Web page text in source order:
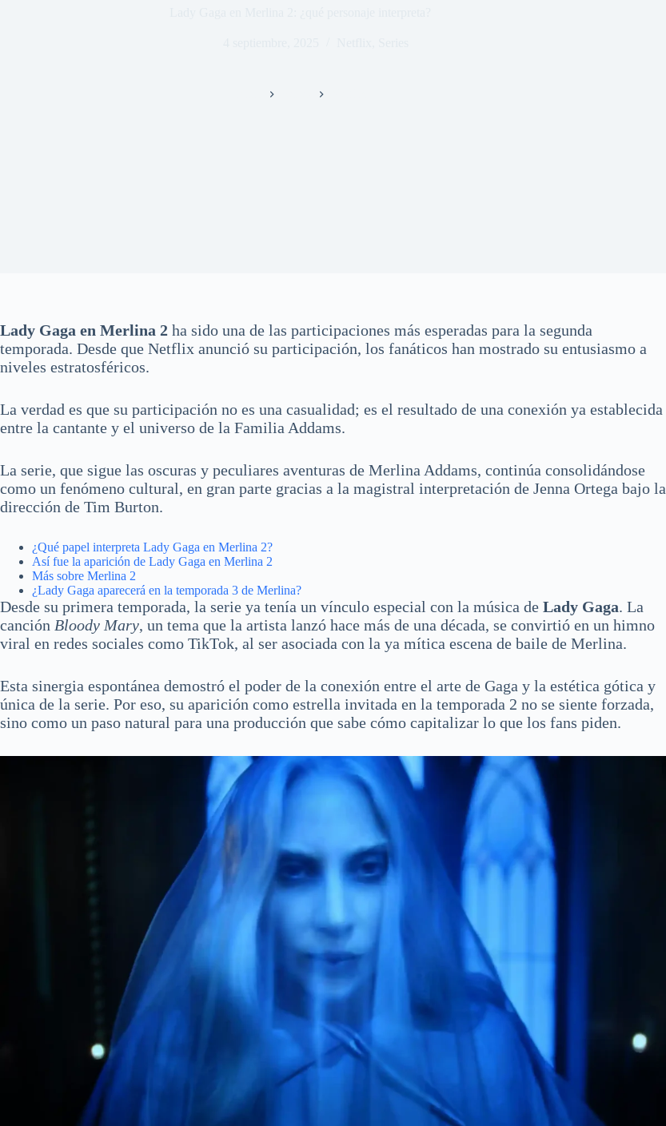
Lady Gaga en Merlina 2 ha sido una de las participaciones más esperadas para la segunda
temporada. Desde que Netflix anunció su participación, los fanáticos han mostrado su entusiasmo a
niveles estratosféricos.
La verdad es que su participación no es una casualidad; es el resultado de una conexión ya establecida
entre la cantante y el universo de la Familia Addams.
La serie, que sigue las oscuras y peculiares aventuras de Merlina Addams, continúa consolidándose
como un fenómeno cultural, en gran parte gracias a la magistral interpretación de Jenna Ortega bajo la
dirección de Tim Burton.
¿Qué papel interpreta Lady Gaga en Merlina 2?
Así fue la aparición de Lady Gaga en Merlina 2
Más sobre Merlina 2
¿Lady Gaga aparecerá en la temporada 3 de Merlina?
Desde su primera temporada, la serie ya tenía un vínculo especial con la música de Lady Gaga. La
canción Bloody Mary, un tema que la artista lanzó hace más de una década, se convirtió en un himno
viral en redes sociales como TikTok, al ser asociada con la ya mítica escena de baile de Merlina.
Esta sinergia espontánea demostró el poder de la conexión entre el arte de Gaga y la estética gótica y
única de la serie. Por eso, su aparición como estrella invitada en la temporada 2 no se siente forzada,
sino como un paso natural para una producción que sabe cómo capitalizar lo que los fans piden.